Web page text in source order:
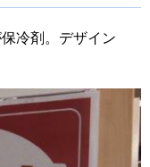
冷剤。デザイン